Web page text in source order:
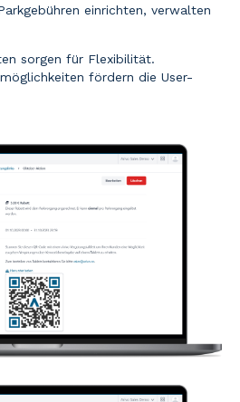
einrichten, verwalten
sorgen für Flexibilität.
fördern die User-